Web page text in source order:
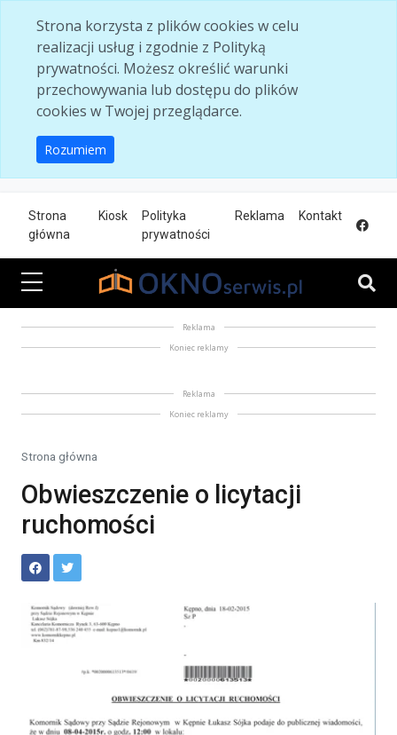
Strona korzysta z plików cookies w celu
realizacji usług i zgodnie z Polityką
prywatności. Możesz określić warunki
przechowywania lub dostępu do plików
cookies w Twojej przeglądarce.
Rozumiem
Strona
główna
Kiosk
Polityka
prywatności
Reklama Kontakt
Reklama
Koniec reklamy
Reklama
Koniec reklamy
Strona główna
Obwieszczenie o licytacji
ruchomości